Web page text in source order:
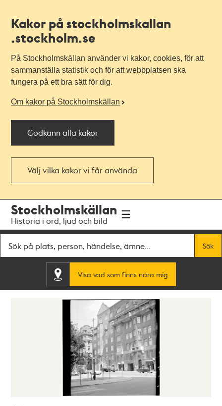
Kakor på stockholmskallan
.stockholm.se
På Stockholmskällan använder vi kakor, cookies, för att
sammanställa statistik och för att webbplatsen ska
fungera på ett bra sätt för dig.
Om kakor på Stockholmskällan
Godkänn alla kakor
Välj vilka kakor vi får använda
navigationen
huvudinnehållet
Stockholmskällan
Historia i ord, ljud och bild
Sök
Visa vad som finns nära mig